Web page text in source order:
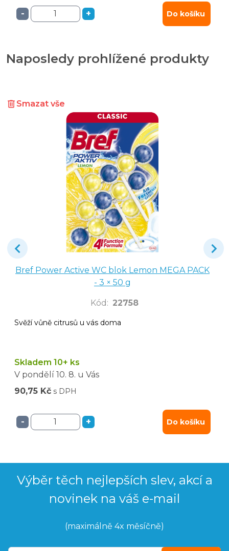
- + Do košíku
Naposledy prohlížené produkty
Smazat vše
Bref Power Active WC blok Lemon MEGA PACK
- 3 × 50 g
Kód : 22758
Svěží vůně citrusů u vás doma
Skladem 10+ ks
V pondělí 10. 8. u Vás
90,75 Kč s DPH
- + Do košíku
Výběr těch nejlepších slev, akcí a
novinek na váš e-mail
(maximálně 4x měsíčně)